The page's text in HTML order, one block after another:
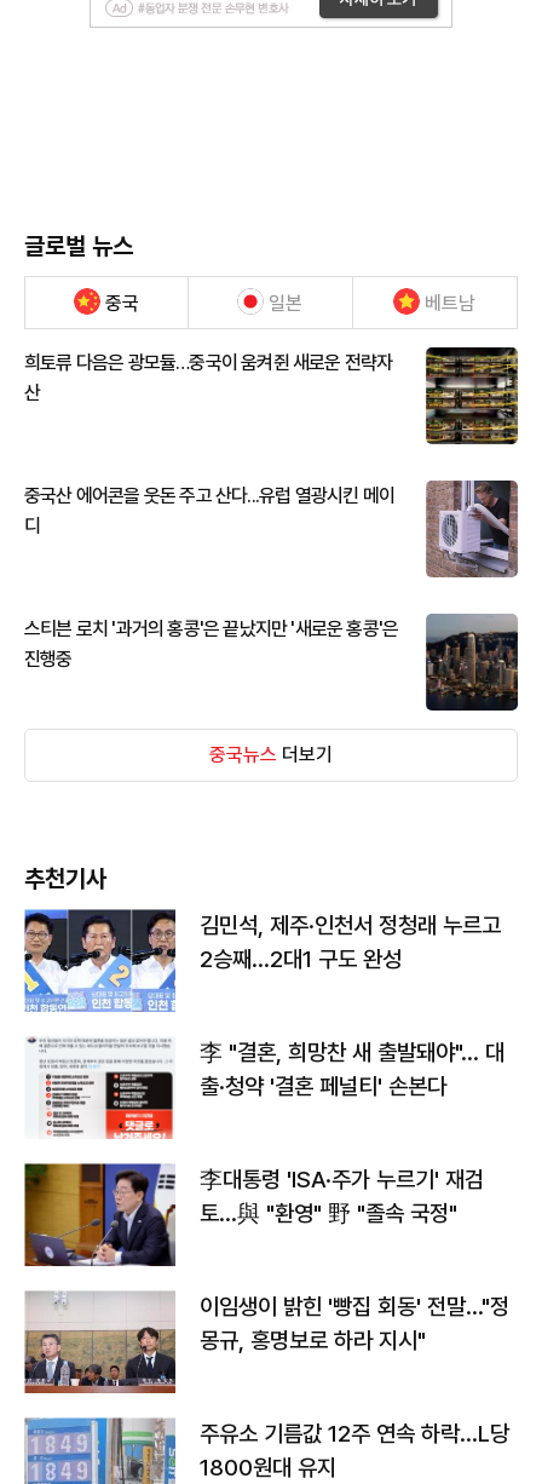
글로벌 뉴스
중국 일본 베트남
희토류 다음은 광모듈…중국이 움켜쥔 새로운 전략자
산
중국산 에어콘을 웃돈 주고 산다...유럽 열광시킨 메이
디
스티븐 로치 '과거의 홍콩'은 끝났지만 '새로운 홍콩'은
진행중
중국뉴스 더보기
추천기사
김민석, 제주·인천서 정청래 누르고
2승째…2대1 구도 완성
李 "결혼, 희망찬 새 출발돼야"… 대
출·청약 '결혼 페널티' 손본다
李대통령 'ISA·주가 누르기' 재검
토…與 "환영" 野 "졸속 국정"
이임생이 밝힌 '빵집 회동' 전말…"정
몽규, 홍명보로 하라 지시"
주유소 기름값 12주 연속 하락…L당
1800원대 유지